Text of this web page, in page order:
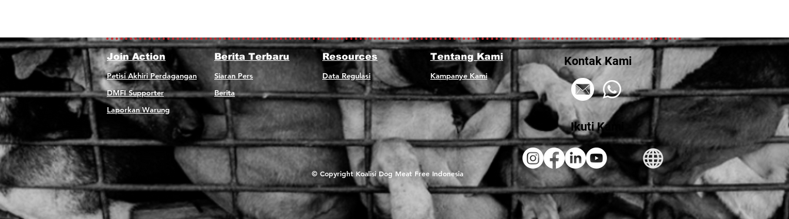
Join Action Berita Terbaru
Petisi Akhiri Perdagangan
Siaran Pers
DMFI Supporter
Berita
Resources
Data Regulasi
Tentang Kami
Kampanye Kami
Laporkan Warung
Kontak Kami
Ikuti Kami
© Copyright Koalisi Dog Meat Free Indonesia